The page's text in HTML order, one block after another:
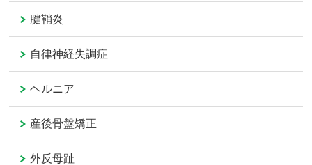
腱鞘炎
自律神経失調症
ヘルニア
産後骨盤矯正
外反母趾